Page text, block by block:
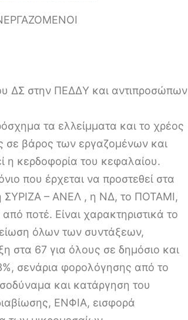
ΔΣ στην ΠΕΔΔΥ και αντιπροσώπων
τα ελλείμματα και το χρέος
σε βάρος των εργαζομένων και
η κερδοφορία του κεφαλαίου.
που έρχεται να προστεθεί στα
ΣΥΡΙΖΑ – ΑΝΕΛ , η ΝΔ, το ΠΟΤΑΜΙ,
ποτέ. Είναι χαρακτηριστικά το
όλων των συντάξεων,
στα 67 για όλους σε δημόσιο και
σενάρια φορολόγησης από το
και κατάργηση του
ΕΝΦΙΑ, εισφορά